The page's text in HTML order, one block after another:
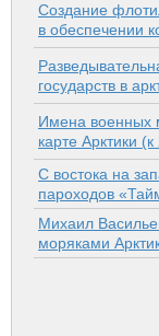
Создание
в обеспечении
государств в
Имена военных
карте Арктики
С востока на
пароходов
Михаил
моряками